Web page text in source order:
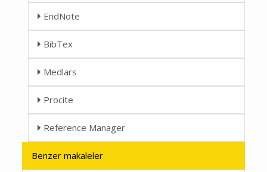
EndNote
BibTex
Medlars
Procite
Reference Manager
Benzer makaleler